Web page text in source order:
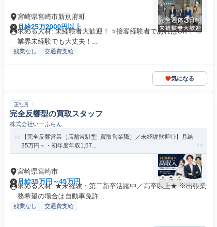
宮崎県宮崎市新別府町
月給25万2000円以上
求める人材: 未経験者大歓迎！ ⭐接客経験者であればOK！ ※
業界未経験でも大丈夫！...
残業なし 交通費支給
気になる
正社員
完全反響型の買取スタッフ
株式会社いーふらん
【完全反響営業（店舗常駐型_買取営業職）／未経験歓迎◎】月給
35万円～・初年度年収1,57...
宮崎県宮崎市
月給35万円～45万円
求める人材: ★未経験・第二新卒活躍中／高卒以上★ ※出張業
務希望の場合は自動車免許...
残業なし 交通費支給